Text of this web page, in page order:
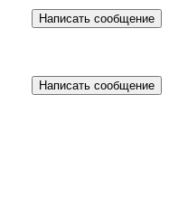
Написать сообщение
Написать сообщение